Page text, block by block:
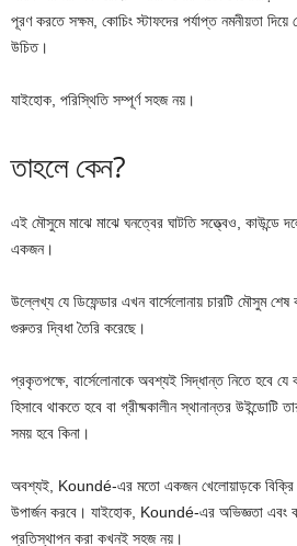
পূরণ করতে সক্ষম, কোচিং স্টাফদের পর্যাপ্ত নমনীয়তা দিয়ে
উচিত।
যাইহোক, পরিস্থিতি সম্পূর্ণ সহজ নয়।
তাহলে কেন?
এই মৌসুমে মাঝে মাঝে ঘনত্বের ঘাটতি সত্ত্বেও, কাউন্ডে
একজন।
উল্লেখ্য যে ডিফেন্ডার এখন বার্সেলোনায় চারটি মৌসুম
গুরুতর দ্বিধা তৈরি করেছে।
প্রকৃতপক্ষে, বার্সেলোনাকে অবশ্যই সিদ্ধান্ত নিতে হবে
হিসাবে থাকতে হবে বা গ্রীষ্মকালীন স্থানান্তর
সময় হবে কিনা।
অবশ্যই, Koundé-এর মতো একজন খেলোয়াড়কে বিক্রি
উপার্জন করবে। যাইহোক, Koundé-এর অভিজ্ঞতা এবং
প্রতিস্থাপন করা কখনই সহজ নয়।